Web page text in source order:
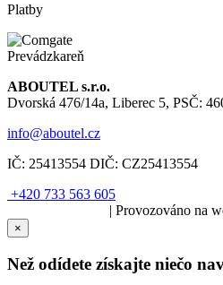
Platby
Prevádzkareň
ABOUTEL s.r.o.
Dvorská 476/14a, Liberec 5, PSČ:
info@aboutel.cz
IČ: 25413554 DIČ: CZ25413554
+420 733 563 605
| Provozováno na
×
Než odídete získajte niečo